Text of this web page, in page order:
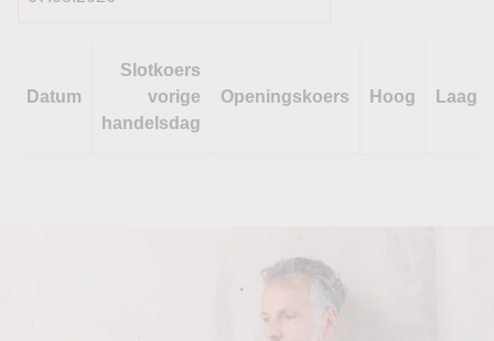
Datum
Slotkoers
vorige
handelsdag
Openingskoers Hoog Laag